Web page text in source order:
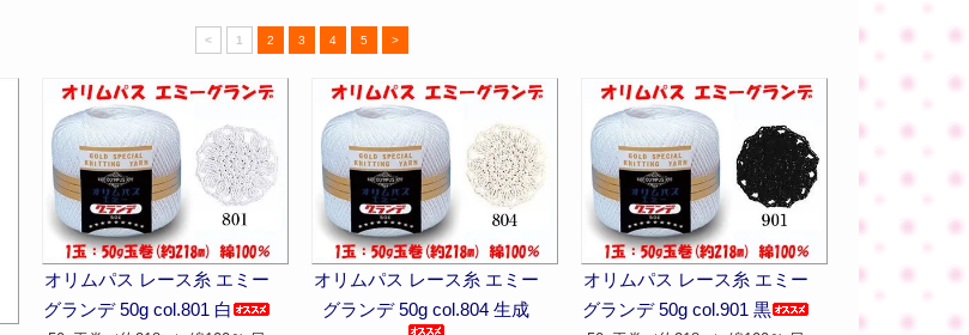
< 1 2 3 4 5 >
オリムパス レース糸 エミー
グランデ 50g col.801 白
オリムパス レース糸 エミー
グランデ 50g col.804 生成
オリムパス レース糸 エミー
グランデ 50g col.901 黒